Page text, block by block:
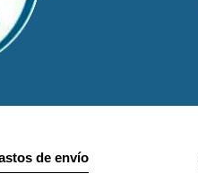
de envío